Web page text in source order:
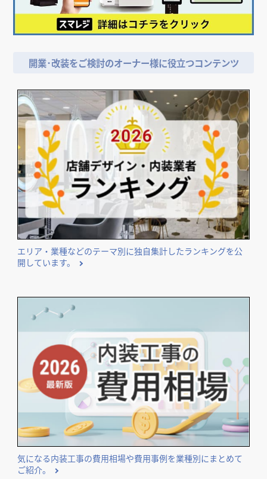
開業･改装をご検討のオーナー様に役立つコンテンツ
エリア・業種などのテーマ別に独自集計したランキングを公
開しています。
気になる内装工事の費用相場や費用事例を業種別にまとめて
ご紹介。